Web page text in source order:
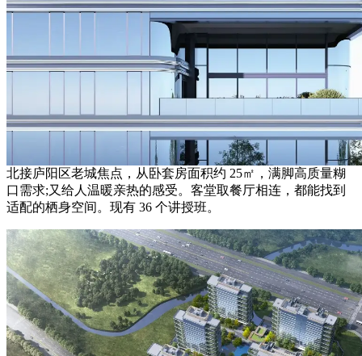
北接庐阳区老城焦点，从卧套房面积约 25㎡，满脚高质量糊
口需求;又给人温暖亲热的感受。客堂取餐厅相连，都能找到
适配的栖身空间。现有 36 个讲授班。